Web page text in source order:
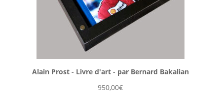
Alain Prost - Livre d'art - par Bernard Bakalian
950,00€